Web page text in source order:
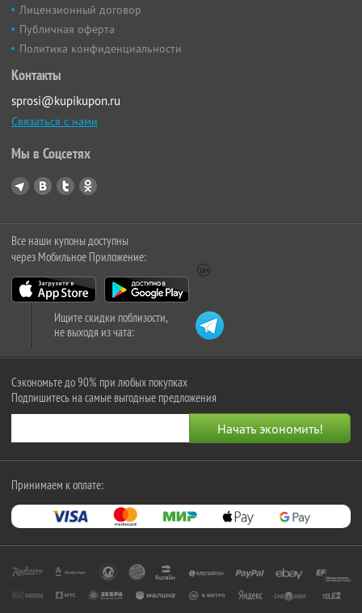
Лицензионный договор
Публичная оферта
Политика конфиденциальности
Контакты
sprosi@kupikupon.ru
Связаться с нами
Мы в Соцсетях
Все наши купоны доступны
через Мобильное Приложение:
Ищите скидки поблизости,
не выходя из чата:
Сэкономьте до 90% при любых покупках
Подпишитесь на самые выгодные предложения
Принимаем к оплате: